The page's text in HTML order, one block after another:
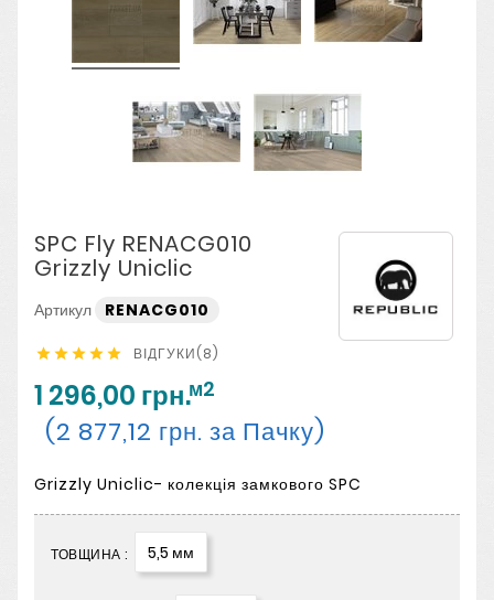
SPC Fly RENACG010
Grizzly Uniclic
Артикул RENACG010
     ВІДГУКИ(8)
1 296,00 грн.м2
(2 877,12 грн. за Пачку)
Grizzly Uniclic- колекція замкового SPC
ТОВЩИНА : 5,5 мм